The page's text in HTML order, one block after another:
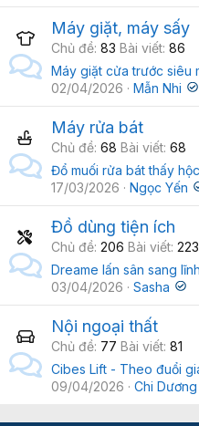
Máy giặt, máy sấy
Chủ đề 83 Bài viết 86
02/04/2026
Mẫn Nhi
Máy rửa bát
Chủ đề 68 Bài viết 68
17/03/2026
Ngọc Yến
Đồ dùng tiện ích
Chủ đề 206 Bài viết 223
03/04/2026
Sasha
Nội ngoại thất
Chủ đề 77 Bài viết 81
09/04/2026
Chi Dương